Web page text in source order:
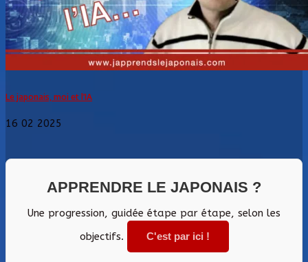
Le japonais, moi et l’IA
16 02 2025
APPRENDRE LE JAPONAIS ?
Une progression, guidée étape par étape, selon les
objectifs.
C'est par ici !